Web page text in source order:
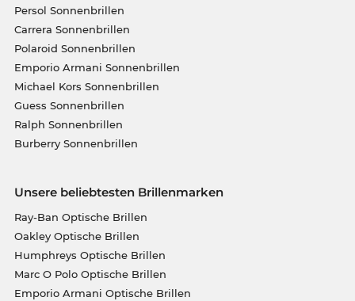
Persol Sonnenbrillen
Carrera Sonnenbrillen
Polaroid Sonnenbrillen
Emporio Armani Sonnenbrillen
Michael Kors Sonnenbrillen
Guess Sonnenbrillen
Ralph Sonnenbrillen
Burberry Sonnenbrillen
Unsere beliebtesten Brillenmarken
Ray-Ban Optische Brillen
Oakley Optische Brillen
Humphreys Optische Brillen
Marc O Polo Optische Brillen
Emporio Armani Optische Brillen